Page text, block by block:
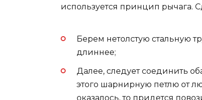
используется принцип рычага.
Берем нетолстую стальную
длиннее;
Далее, следует соединить
этого шарнирную петлю от
оказалось, то придется